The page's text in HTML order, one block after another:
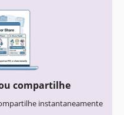
compartilhe
instantaneamente